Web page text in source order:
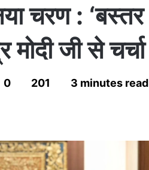
चरण : ‘बस्तर
जी से चर्चा
0 201 3 minutes read